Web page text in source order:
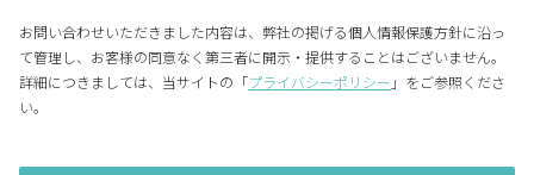
お問い合わせいただきました内容は、弊社の掲げる個人情報保護方針に沿っ
て管理し、お客様の同意なく第三者に開示・提供することはございません。
詳細につきましては、当サイトの「プライバシーポリシー 」をご参照くださ
い。